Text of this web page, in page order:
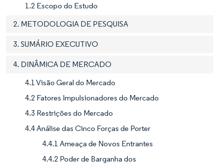
1.2 Escopo do Estudo
2. METODOLOGIA DE PESQUISA
3. SUMÁRIO EXECUTIVO
4. DINÂMICA DE MERCADO
4.1 Visão Geral do Mercado
4.2 Fatores Impulsionadores do Mercado
4.3 Restrições do Mercado
4.4 Análise das Cinco Forças de Porter
4.4.1 Ameaça de Novos Entrantes
4.4.2 Poder de Barganha dos